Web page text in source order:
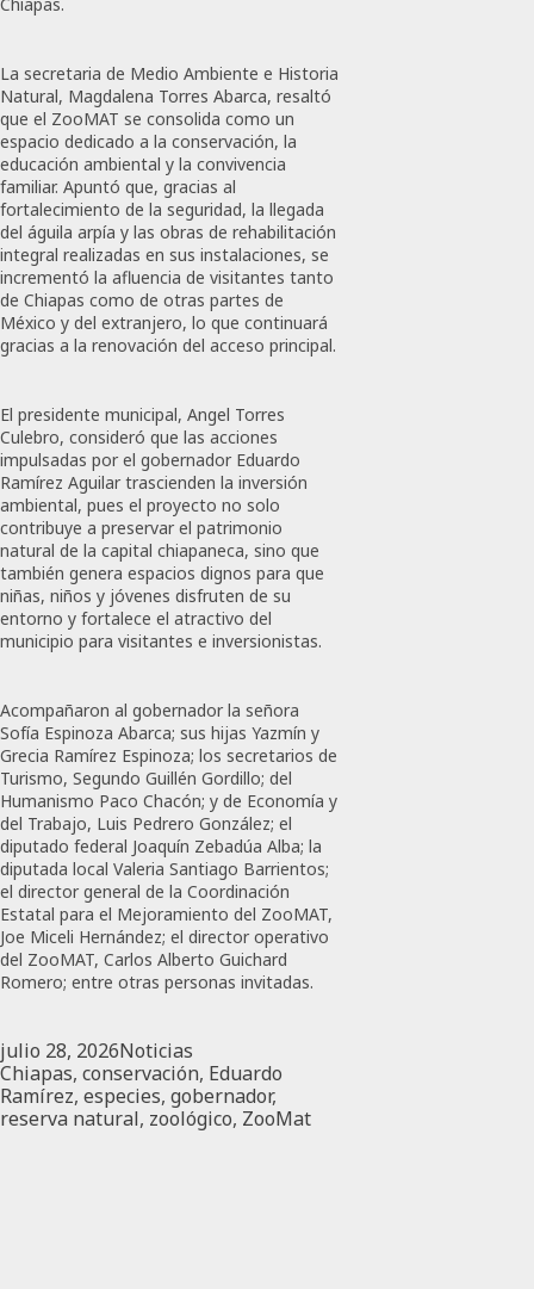
La secretaria de Medio Ambiente e Historia
Natural, Magdalena Torres Abarca, resaltó
que el ZooMAT se consolida como un
espacio dedicado a la conservación, la
educación ambiental y la convivencia
familiar. Apuntó que, gracias al
fortalecimiento de la seguridad, la llegada
del águila arpía y las obras de rehabilitación
integral realizadas en sus instalaciones, se
incrementó la afluencia de visitantes tanto
de Chiapas como de otras partes de
México y del extranjero, lo que continuará
gracias a la renovación del acceso principal.
El presidente municipal, Angel Torres
Culebro, consideró que las acciones
impulsadas por el gobernador Eduardo
Ramírez Aguilar trascienden la inversión
ambiental, pues el proyecto no solo
contribuye a preservar el patrimonio
natural de la capital chiapaneca, sino que
también genera espacios dignos para que
niñas, niños y jóvenes disfruten de su
entorno y fortalece el atractivo del
municipio para visitantes e inversionistas.
Acompañaron al gobernador la señora
Sofía Espinoza Abarca; sus hijas Yazmín y
Grecia Ramírez Espinoza; los secretarios de
Turismo, Segundo Guillén Gordillo; del
Humanismo Paco Chacón; y de Economía y
del Trabajo, Luis Pedrero González; el
diputado federal Joaquín Zebadúa Alba; la
diputada local Valeria Santiago Barrientos;
el director general de la Coordinación
Estatal para el Mejoramiento del ZooMAT,
Joe Miceli Hernández; el director operativo
del ZooMAT, Carlos Alberto Guichard
Romero; entre otras personas invitadas.
julio 28, 2026Noticias
Chiapas, conservación, Eduardo
Ramírez, especies, gobernador,
reserva natural, zoológico, ZooMat